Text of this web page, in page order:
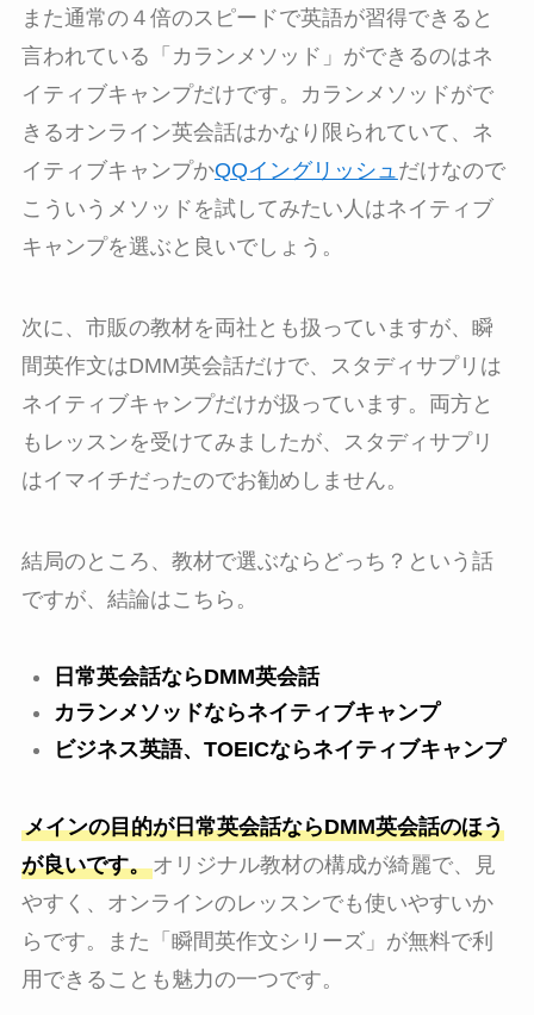
また通常の４倍のスピードで英語が習得できると
言われている「カランメソッド」ができるのはネ
イティブキャンプだけです。カランメソッドがで
きるオンライン英会話はかなり限られていて、ネ
イティブキャンプかQQイングリッシュだけなので
こういうメソッドを試してみたい人はネイティブ
キャンプを選ぶと良いでしょう。
次に、市販の教材を両社とも扱っていますが、瞬
間英作文はDMM英会話だけで、スタディサプリは
ネイティブキャンプだけが扱っています。両方と
もレッスンを受けてみましたが、スタディサプリ
はイマイチだったのでお勧めしません。
結局のところ、教材で選ぶならどっち？という話
ですが、結論はこちら。
日常英会話ならDMM英会話
カランメソッドならネイティブキャンプ
ビジネス英語、TOEICならネイティブキャンプ
メインの目的が日常英会話ならDMM英会話のほう
が良いです。オリジナル教材の構成が綺麗で、見
やすく、オンラインのレッスンでも使いやすいか
らです。また「瞬間英作文シリーズ」が無料で利
用できることも魅力の一つです。